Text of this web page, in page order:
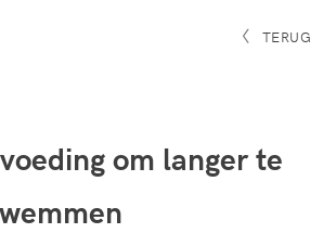
TERUG
om langer te